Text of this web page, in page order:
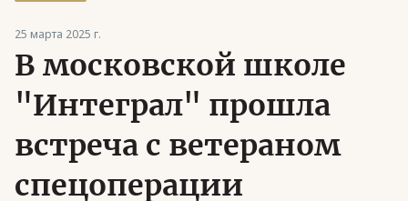
25 марта 2025 г.
В московской школе
"Интеграл" прошла
встреча с ветераном
спецоперации
Контакты
Стать членом Ассоциации ветеранов СВО
Ассоциация в субъектах России
Частые вопросы